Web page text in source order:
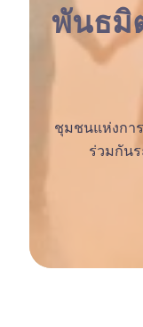
พันธมิ
ชุมชนแห่งกา
ร่วมกัน